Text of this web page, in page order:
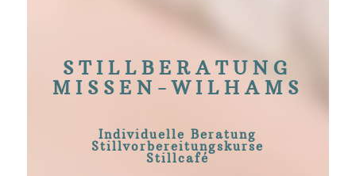
STILLBERATUNG
MISSEN-WILHAMS
Individuelle Beratung
Stillvorbereitungskurse
Stillcafé